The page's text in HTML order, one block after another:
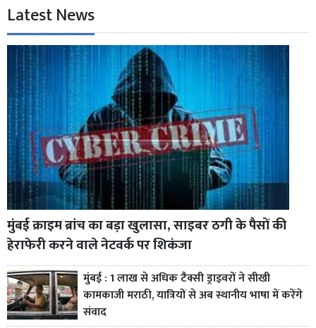
Latest News
मुंबई क्राइम ब्रांच का बड़ा खुलासा, साइबर ठगी के पैसों की
हेराफेरी करने वाले नेटवर्क पर शिकंजा
मुंबई : 1 लाख से अधिक टैक्सी ड्राइवरों ने सीखी
कामकाजी मराठी, यात्रियों से अब स्थानीय भाषा में करेंगे
संवाद